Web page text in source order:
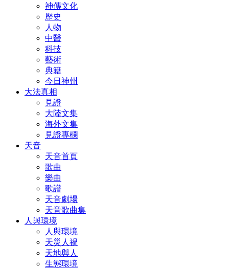
神傳文化
歷史
人物
中醫
科技
藝術
典籍
今日神州
大法真相
見證
大陸文集
海外文集
見證專欄
天音
天音首頁
歌曲
樂曲
歌譜
天音劇場
天音歌曲集
人與環境
人與環境
天災人禍
天地與人
生態環境